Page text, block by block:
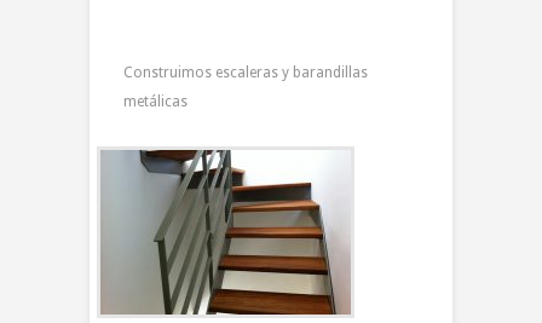
Construimos escaleras y barandillas
metálicas